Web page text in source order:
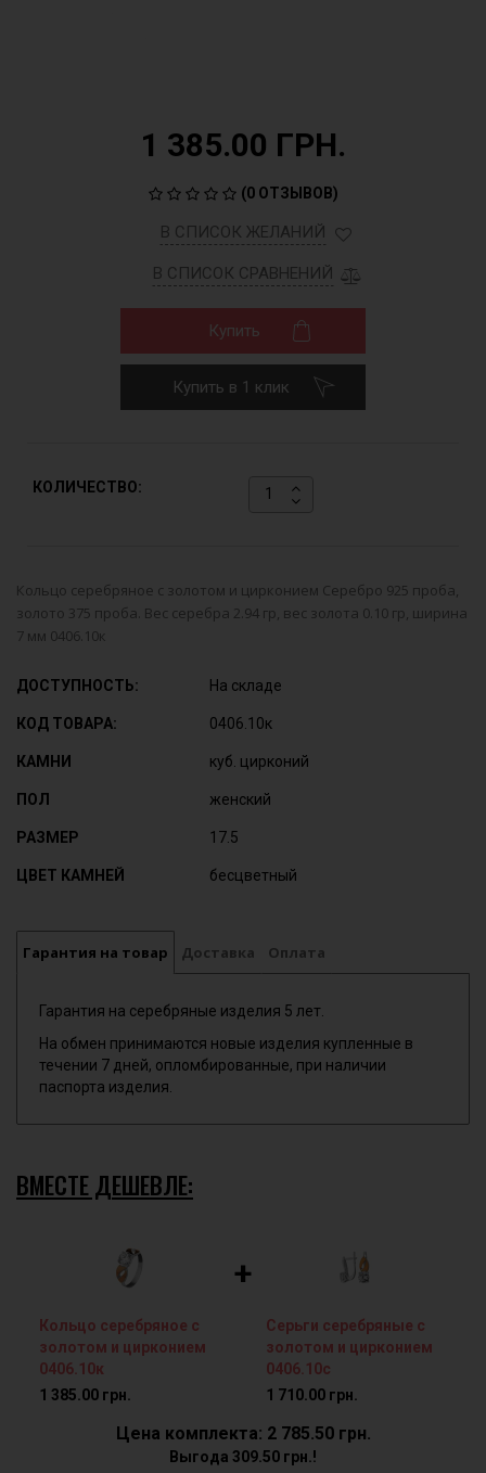
1 385.00 ГРН.
(0 ОТЗЫВОВ)
В СПИСОК ЖЕЛАНИЙ
В СПИСОК СРАВНЕНИЙ
Купить
Купить в 1 клик
КОЛИЧЕСТВО:
Кольцо серебряное с золотом и цирконием Серебро 925 проба,
золото 375 проба. Вес серебра 2.94 гр, вес золота 0.10 гр, ширина
7 мм 0406.10к
ДОСТУПНОСТЬ: На складе
КОД ТОВАРА: 0406.10к
КАМНИ куб. цирконий
ПОЛ женский
РАЗМЕР 17.5
ЦВЕТ КАМНЕЙ бесцветный
Гарантия на товар Доставка Оплата
Гарантия на серебряные изделия 5 лет.
На обмен принимаются новые изделия купленные в
течении 7 дней, опломбированные, при наличии
паспорта изделия.
ВМЕСТЕ ДЕШЕВЛЕ:
Кольцо серебряное с
золотом и цирконием
0406.10к
1 385.00 грн.
+
Серьги серебряные с
золотом и цирконием
0406.10с
1 710.00 грн.
Цена комплекта: 2 785.50 грн.
Выгода 309.50 грн.!